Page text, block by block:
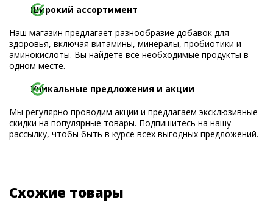
Широкий ассортимент
Наш магазин предлагает разнообразие добавок для
здоровья, включая витамины, минералы, пробиотики и
аминокислоты. Вы найдете все необходимые продукты в
одном месте.
Уникальные предложения и акции
Мы регулярно проводим акции и предлагаем эксклюзивные
скидки на популярные товары. Подпишитесь на нашу
рассылку, чтобы быть в курсе всех выгодных предложений.
Схожие товары